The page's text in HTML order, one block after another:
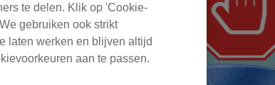
te delen. Klik op 'Cookie-
gebruiken ook strikt
laten werken en blijven altijd
aan te passen.